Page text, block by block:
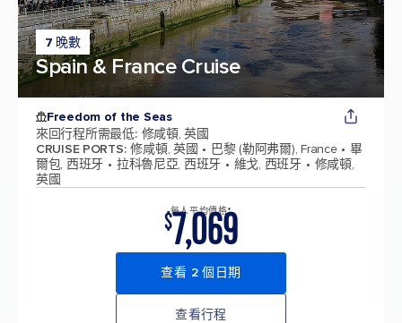
7 晚數
Spain & France Cruise
Freedom of the Seas
來回行程所需最低: 修咸頓, 英國
CRUISE PORTS: 修咸頓, 英國 巴黎 (勒阿弗爾), France
畢
爾包, 西班牙
拉科魯尼亞, 西班牙 維戈, 西班牙
修咸頓,
英國
每人平均價格*
$7,069
查看 2 個日期
查看行程